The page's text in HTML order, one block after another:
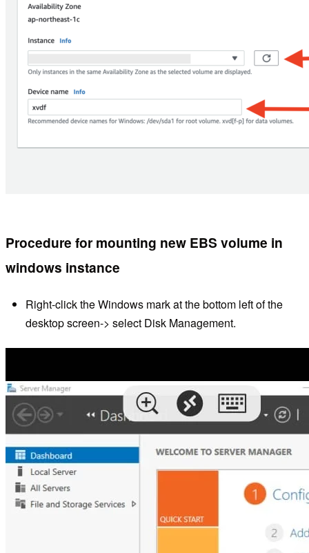
Procedure for mounting new EBS volume in
windows instance
Right-click the Windows mark at the bottom left of the
desktop screen-> select Disk Management.